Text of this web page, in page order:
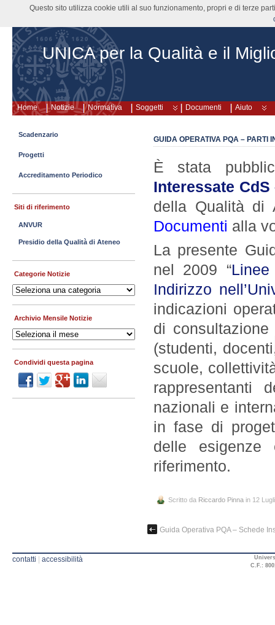
UNICA per la Qualità e il
Home Notizie Normativa Soggetti Documenti Aiuto
GUIDA OPERATIVA PQA – PARTI
È stata
Interessate CdS
della Qualità di
Documenti alla
La presente
nel 2009 “
Indirizzo
indicazioni
di
(studenti,
scuole,
rappresentanti
nazionali e
in fase di
delle
riferimento.
Scritto da Riccardo Pinna in 12
Guida Operativa PQA – Schede
Scadenzario
Progetti
Accreditamento Periodico
Siti di riferimento
ANVUR
Presidio della Qualità di Ateneo
Categorie Notizie
Categorie
Notizie
Archivio Mensile Notizie
Archivio
Mensile
Notizie
Condividi questa pagina
contatti | accessibilità
C.F.:
Questo sito utilizza cookie utili al suo funzionamento, propri e di terze